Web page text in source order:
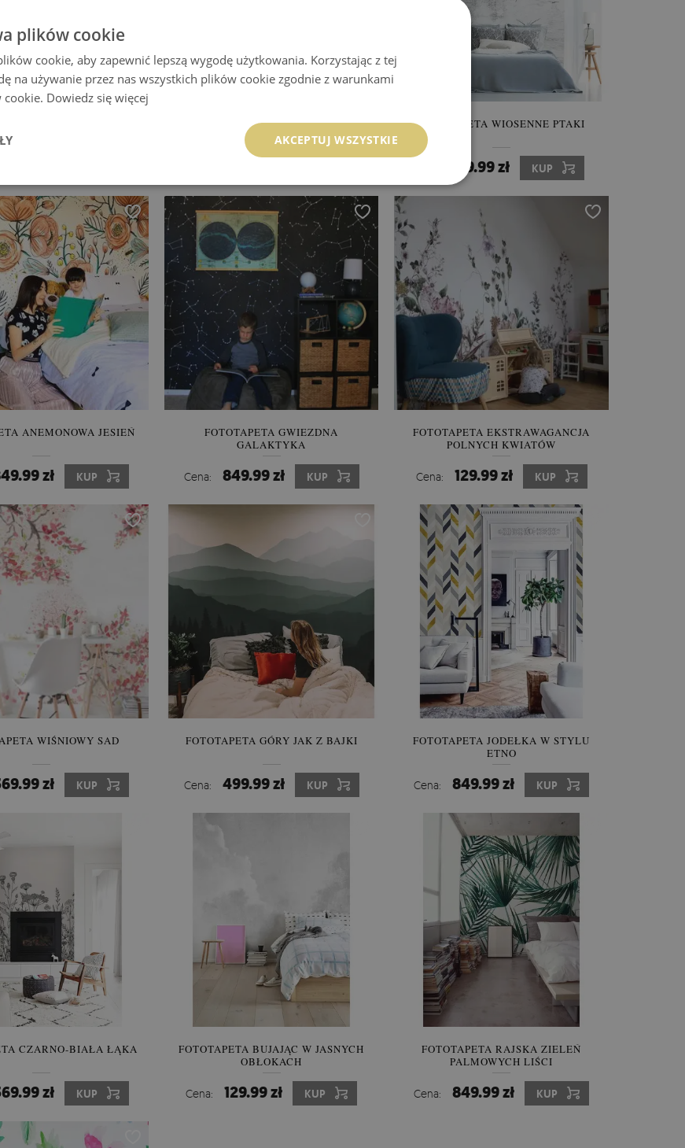
FOTOTAPETA TROPIKALNE ZŁOTE
LIŚCIE
FOTOTAPETA WIOSENNE PTAKI
89.99 zł KUP
ANEMONOWA JESIEŃ
zł KUP
FOTOTAPETA GWIEZDNA
GALAKTYKA
Cena: 849.99 zł KUP
FOTOTAPETA EKSTRAWAGANCJA
POLNYCH KWIATÓW
Cena: 129.99 zł KUP
WIŚNIOWY SAD
zł KUP
FOTOTAPETA GÓRY JAK Z BAJKI
Cena: 499.99 zł KUP
FOTOTAPETA JODEŁKA W STYLU
ETNO
Cena: 849.99 zł KUP
CZARNO-BIAŁA ŁĄKA
zł KUP
FOTOTAPETA BUJAJĄC W JASNYCH
OBŁOKACH
Cena: 129.99 zł KUP
FOTOTAPETA RAJSKA ZIELEŃ
PALMOWYCH LIŚCI
Cena: 849.99 zł KUP
plików cookie
cookie, aby zapewnić lepszą wygodę użytkowania. Korzystając z tej
na używanie przez nas wszystkich plików cookie zgodnie z warunkami
cookie. Dowiedz się więcej
AKCEPTUJ WSZYSTKIE